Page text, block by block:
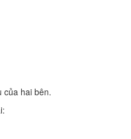
của hai bên.